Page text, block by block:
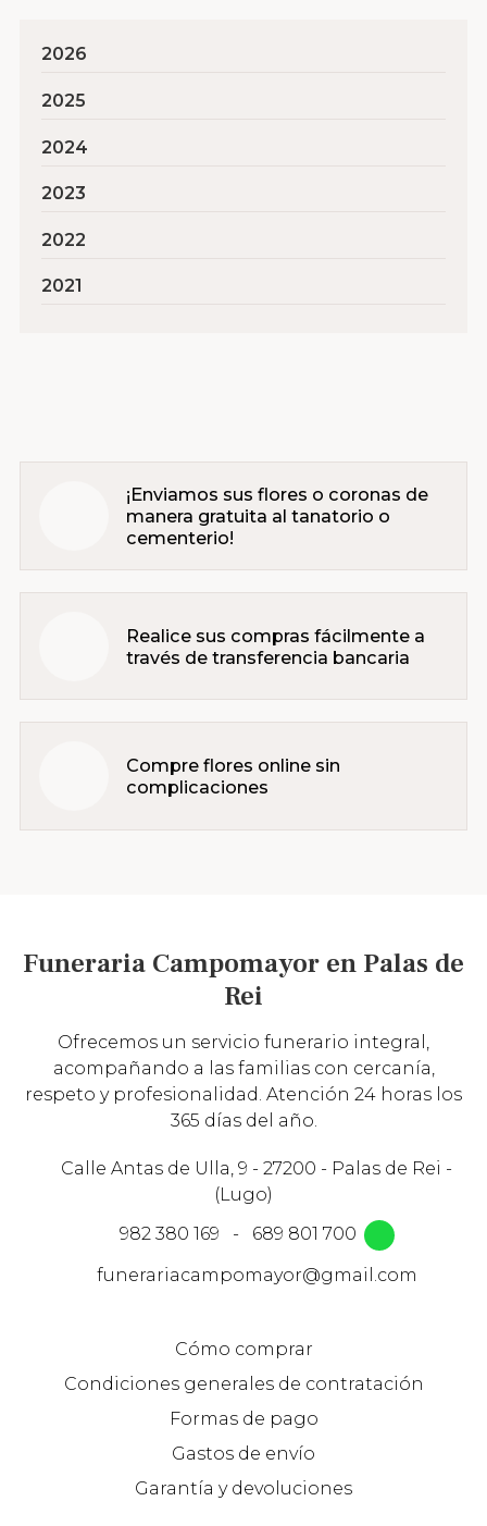
2026
2025
2024
2023
2022
2021
¡Enviamos sus flores o coronas de
manera gratuita al tanatorio o
cementerio!
Realice sus compras fácilmente a
través de transferencia bancaria
Compre flores online sin
complicaciones
Funeraria Campomayor en Palas de
Rei
Ofrecemos un servicio funerario integral,
acompañando a las familias con cercanía,
respeto y profesionalidad. Atención 24 horas los
365 días del año.
Calle Antas de Ulla, 9 - 27200 - Palas de Rei -
(Lugo)
982 380 169
-
689 801 700
funerariacampomayor@gmail.com
Cómo comprar
Condiciones generales de contratación
Formas de pago
Gastos de envío
Garantía y devoluciones